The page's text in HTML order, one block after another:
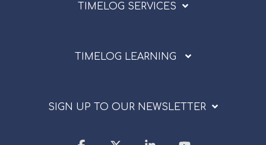
TIMELOG SERVICES
TIMELOG LEARNING
SIGN UP TO OUR NEWSLETTER